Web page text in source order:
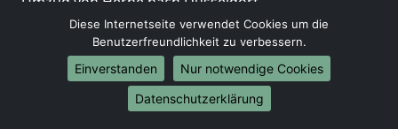
Umzug von Herne nach Leipzig
Umzug von Herne nach Dortmund
Umzug von Herne nach Essen
Umzug von Herne nach Bremen
Umzug von Herne nach Dresden
Diese Internetseite verwendet Cookies um die
Benutzerfreundlichkeit zu verbessern.
Einverstanden
Nur notwendige Cookies
Datenschutzerklärung